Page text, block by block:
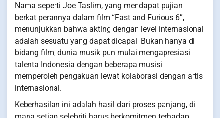
Nama seperti Joe Taslim, yang mendapat pujian
berkat perannya dalam film “Fast and Furious 6”,
menunjukkan bahwa akting dengan level internasional
adalah sesuatu yang dapat dicapai. Bukan hanya di
bidang film, dunia musik pun mulai mengapresiasi
talenta Indonesia dengan beberapa musisi
memperoleh pengakuan lewat kolaborasi dengan artis
internasional.
Keberhasilan ini adalah hasil dari proses panjang, di
mana setiap selebriti harus berkomitmen terhadap